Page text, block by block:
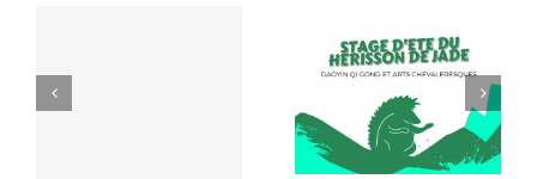
Nouvelle
année du
cheval de feu
par Georges